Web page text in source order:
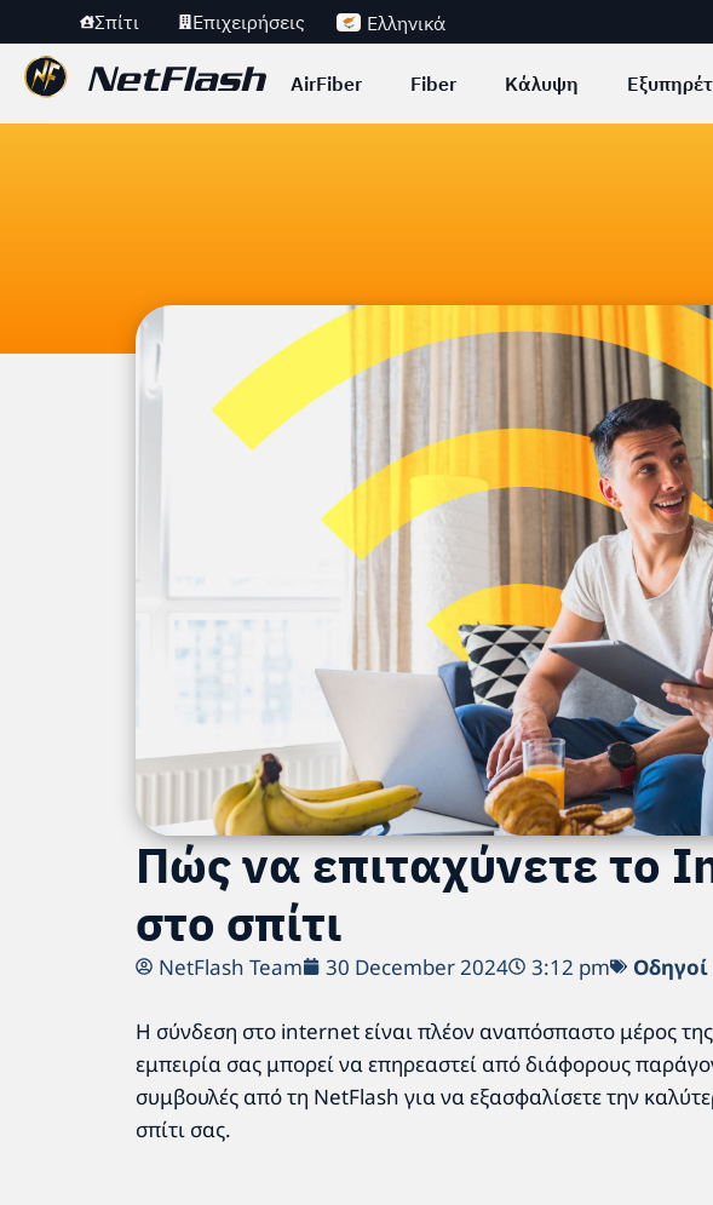
Σπίτι Επιχειρήσεις Ελληνικά
AirFiber Fiber Κάλυψη
Πώς να επιταχύνετε το
στο σπίτι
NetFlash Team 30 December 2024 3:12 pm Οδηγοί
Η σύνδεση στο internet είναι πλέον αναπόσπαστο μέρος
εμπειρία σας μπορεί να επηρεαστεί από διάφορους
συμβουλές από τη NetFlash για να εξασφαλίσετε την
σπίτι σας.